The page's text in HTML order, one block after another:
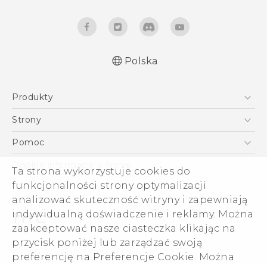
Ta strona wykorzystuje cookies do
funkcjonalności strony optymalizacji
analizować skuteczność witryny i zapewniają
indywidualną doświadczenie i reklamy. Można
zaakceptować nasze ciasteczka klikając na
przycisk poniżej lub zarządzać swoją
preferencję na Preferencje Cookie. Można
Polish - Wytyczne dotyczące bezpieczeństwa i
Polska
Produkty
Smartfony
VIVE
Akcesoria
Strony
HTC Vive
Pomoc
Pomoc E-commerce
Ogólne informacje o firmie
ESG
Informacje o firmie
Dla inwestorów (angielski)
Cookie Preferences
Kariera
© 2011-2026 HTC Corporation